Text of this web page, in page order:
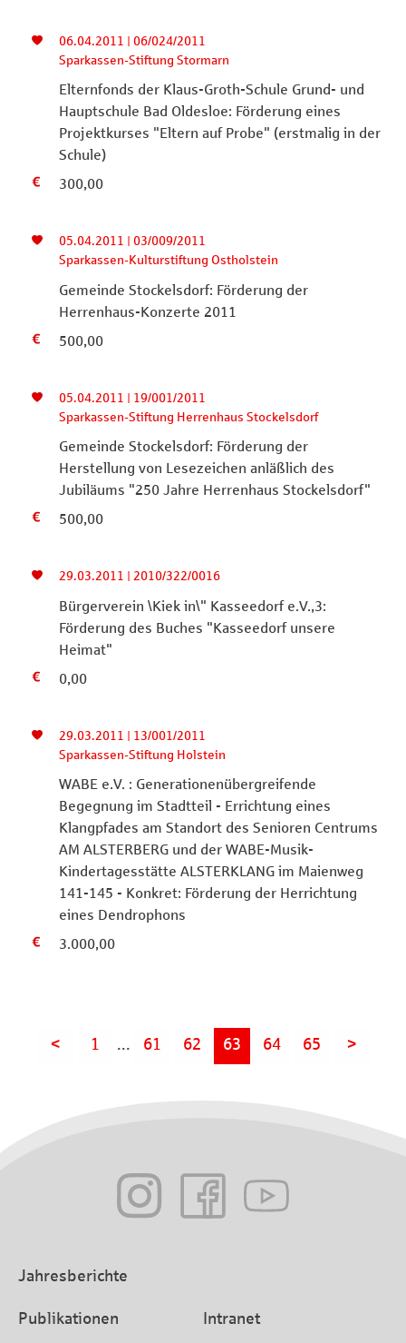
06.04.2011 | 06/024/2011
Sparkassen-Stiftung Stormarn
Elternfonds der Klaus-Groth-Schule Grund- und
Hauptschule Bad Oldesloe: Förderung eines
Projektkurses "Eltern auf Probe" (erstmalig in der
Schule)
300,00
05.04.2011 | 03/009/2011
Sparkassen-Kulturstiftung Ostholstein
Gemeinde Stockelsdorf: Förderung der
Herrenhaus-Konzerte 2011
500,00
05.04.2011 | 19/001/2011
Sparkassen-Stiftung Herrenhaus Stockelsdorf
Gemeinde Stockelsdorf: Förderung der
Herstellung von Lesezeichen anläßlich des
Jubiläums "250 Jahre Herrenhaus Stockelsdorf"
500,00
29.03.2011 | 2010/322/0016
Bürgerverein \Kiek in\" Kasseedorf e.V.,3:
Förderung des Buches "Kasseedorf unsere
Heimat"
0,00
29.03.2011 | 13/001/2011
Sparkassen-Stiftung Holstein
WABE e.V. : Generationenübergreifende
Begegnung im Stadtteil - Errichtung eines
Klangpfades am Standort des Senioren Centrums
AM ALSTERBERG und der WABE-Musik-
Kindertagesstätte ALSTERKLANG im Maienweg
141-145 - Konkret: Förderung der Herrichtung
eines Dendrophons
3.000,00
< 1 ... 61 62 63 64 65 >
Jahresberichte
Publikationen Intranet